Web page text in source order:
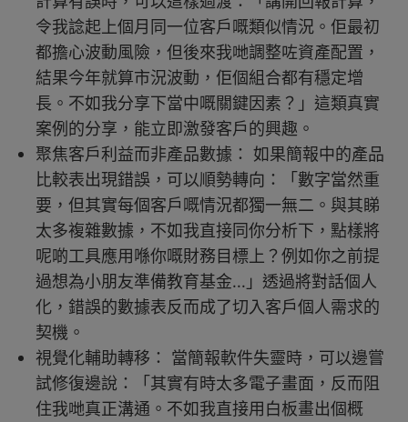
令我諗起上個月同一位客戶嘅類似情況。佢最初
都擔心波動風險，但後來我哋調整咗資產配置，
結果今年就算市況波動，佢個組合都有穩定增
長。不如我分享下當中嘅關鍵因素？」這類真實
案例的分享，能立即激發客戶的興趣。
聚焦客戶利益而非產品數據： 如果簡報中的產品
比較表出現錯誤，可以順勢轉向：「數字當然重
要，但其實每個客戶嘅情況都獨一無二。與其睇
太多複雜數據，不如我直接同你分析下，點樣將
呢啲工具應用喺你嘅財務目標上？例如你之前提
過想為小朋友準備教育基金...」透過將對話個人
化，錯誤的數據表反而成了切入客戶個人需求的
契機。
視覺化輔助轉移： 當簡報軟件失靈時，可以邊嘗
試修復邊說：「其實有時太多電子畫面，反而阻
住我哋真正溝通。不如我直接用白板畫出個概